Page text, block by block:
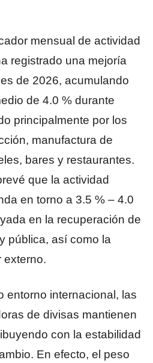
mensual de actividad
registrado una mejoría
de 2026, acumulando
de 4.0 % durante
principalmente por los
manufactura de
bares y restaurantes.
que la actividad
en torno a 3.5 % – 4.0
en la recuperación de
pública, así como la
externo.
entorno internacional, las
de divisas mantienen
con la estabilidad
En efecto, el peso